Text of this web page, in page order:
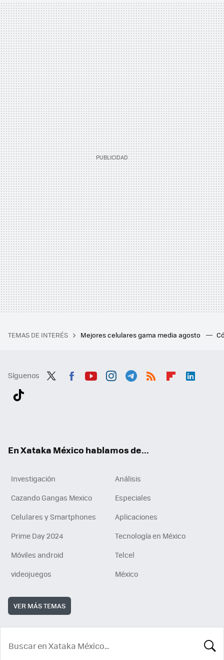
TEMAS DE INTERÉS Mejores celulares gama media agosto
Síguenos
En Xataka México hablamos de...
Investigación
Análisis
Cazando Gangas Mexico
Especiales
Celulares y Smartphones
Aplicaciones
Prime Day 2024
Tecnología en México
Móviles android
Telcel
videojuegos
México
VER MÁS TEMAS